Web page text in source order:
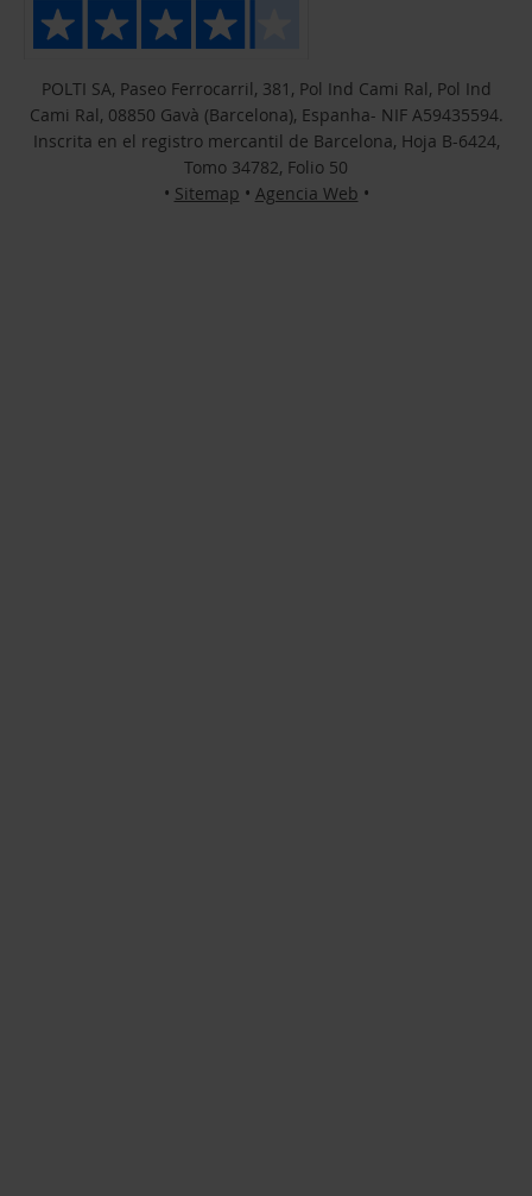
POLTI SA, Paseo Ferrocarril, 381, Pol Ind Cami Ral, Pol Ind
Cami Ral, 08850 Gavà (Barcelona), Espanha- NIF A59435594.
Inscrita en el registro mercantil de Barcelona, Hoja B-6424,
Tomo 34782, Folio 50
• Sitemap • Agencia Web •